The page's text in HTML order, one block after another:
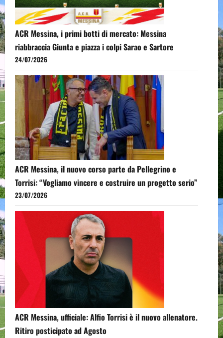
ACR Messina, i primi botti di mercato: Messina
riabbraccia Giunta e piazza i colpi Sarao e Sartore
24/07/2026
ACR Messina, il nuovo corso parte da Pellegrino e
Torrisi: “Vogliamo vincere e costruire un progetto serio”
23/07/2026
ACR Messina, ufficiale: Alfio Torrisi è il nuovo allenatore.
Ritiro posticipato ad Agosto